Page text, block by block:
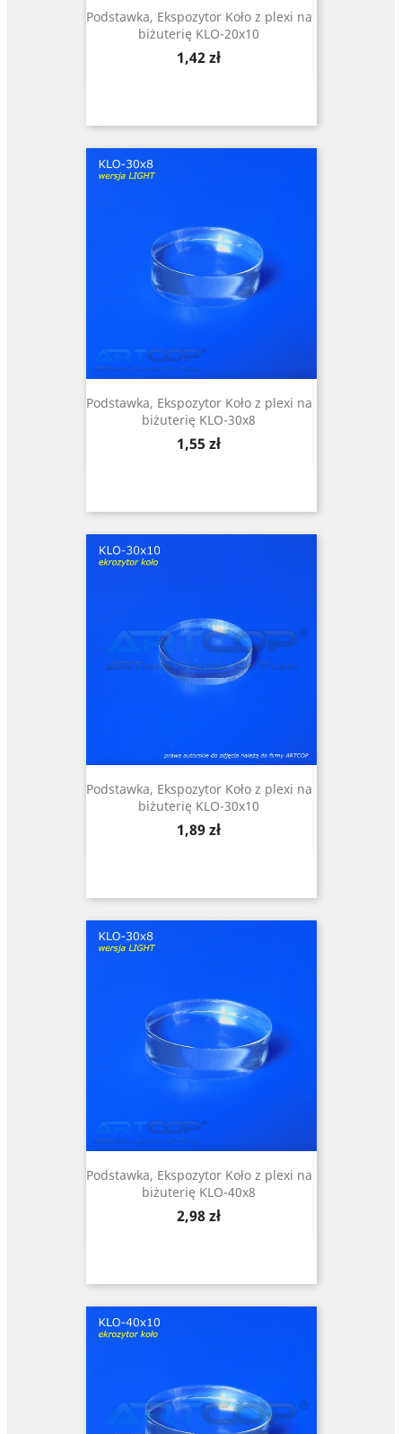
Podstawka, Ekspozytor Koło z plexi na
biżuterię KLO-20x10
Cena
1,42 zł
Podstawka, Ekspozytor Koło z plexi na
biżuterię KLO-30x8
Cena
1,55 zł
Podstawka, Ekspozytor Koło z plexi na
biżuterię KLO-30x10
Cena
1,89 zł
Podstawka, Ekspozytor Koło z plexi na
biżuterię KLO-40x8
Cena
2,98 zł